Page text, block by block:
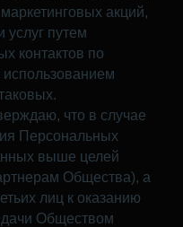
акций,
услуг путем
контактов по
что в случае
Персональных
выше целей
Общества), а
лиц к оказанию
Обществом